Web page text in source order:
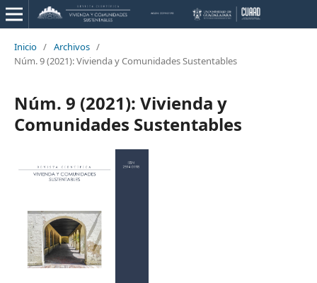
Inicio / Archivos /
Núm. 9 (2021): Vivienda y Comunidades Sustentables
Núm. 9 (2021): Vivienda y
Comunidades Sustentables